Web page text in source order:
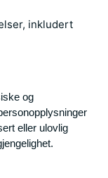
inkludert
og
eller ulovlig